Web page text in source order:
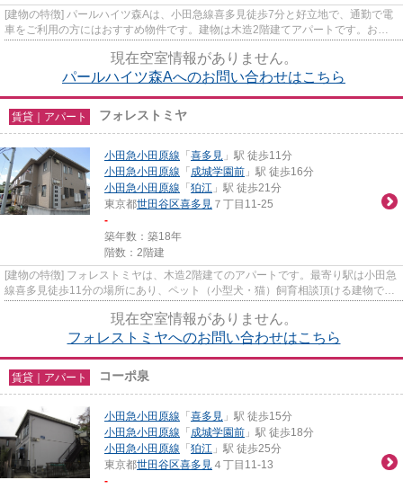
[建物の特徴] パールハイツ森Aは、小田急線喜多見徒歩7分と好立地で、通勤で電
車をご利用の方にはおすすめ物件です。建物は木造2階建てアパートです。お部
屋の設備も充実しており、人...
現在空室情報がありません。
パールハイツ森Aへのお問い合わせはこちら
賃貸｜アパート フォレストミヤ
小田急小田原線 「喜多見 」駅 徒歩11分
小田急小田原線 「成城学園前 」駅 徒歩16分
小田急小田原線 「狛江 」駅 徒歩21分
東京都世田谷区喜多見 ７丁目11-25
-
築年数：築18年
階数：2階建
[建物の特徴] フォレストミヤは、木造2階建てのアパートです。最寄り駅は小田急
線喜多見徒歩11分の場所にあり、ペット（小型犬・猫）飼育相談頂ける建物で
す。 最近では、犬や猫を飼わ...
現在空室情報がありません。
フォレストミヤへのお問い合わせはこちら
賃貸｜アパート コーポ泉
小田急小田原線 「喜多見 」駅 徒歩15分
小田急小田原線 「成城学園前 」駅 徒歩18分
小田急小田原線 「狛江 」駅 徒歩25分
東京都世田谷区喜多見 ４丁目11-13
-